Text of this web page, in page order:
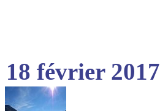
18 février 2017